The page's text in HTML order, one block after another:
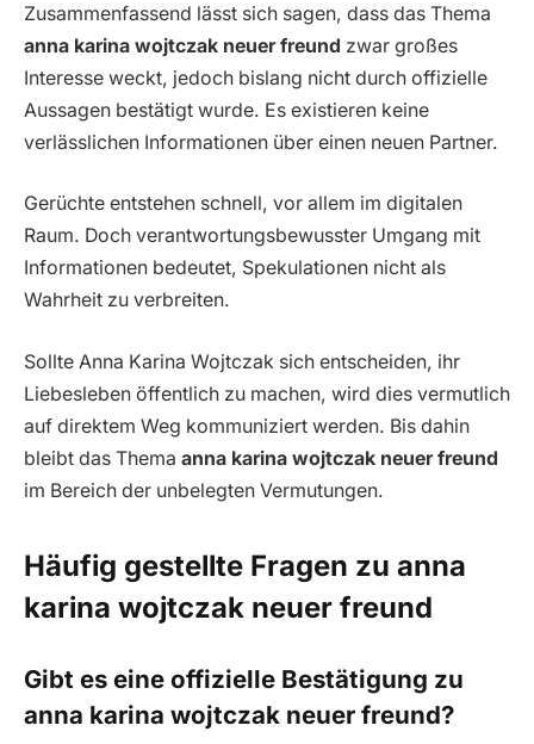
Zusammenfassend lässt sich sagen, dass das Thema
anna karina wojtczak neuer freund zwar großes
Interesse weckt, jedoch bislang nicht durch offizielle
Aussagen bestätigt wurde. Es existieren keine
verlässlichen Informationen über einen neuen Partner.
Gerüchte entstehen schnell, vor allem im digitalen
Raum. Doch verantwortungsbewusster Umgang mit
Informationen bedeutet, Spekulationen nicht als
Wahrheit zu verbreiten.
Sollte Anna Karina Wojtczak sich entscheiden, ihr
Liebesleben öffentlich zu machen, wird dies vermutlich
auf direktem Weg kommuniziert werden. Bis dahin
bleibt das Thema anna karina wojtczak neuer freund
im Bereich der unbelegten Vermutungen.
Häufig gestellte Fragen zu anna
karina wojtczak neuer freund
Gibt es eine offizielle Bestätigung zu
anna karina wojtczak neuer freund?